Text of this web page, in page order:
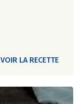
VOIR LA RECETTE